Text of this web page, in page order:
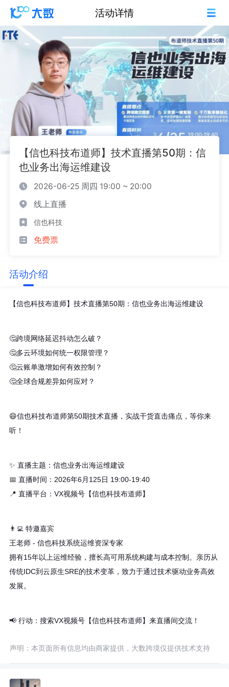
活动详情
【信也科技布道师】技术直播第50期：信
也业务出海运维建设
2026-06-25 周四 19:00 ~ 20:00
线上直播
信也科技
免费票
活动介绍
【信也科技布道师】技术直播第50期：信也业务出海运维建设
🤔跨境网络延迟抖动怎么破？
🤔多云环境如何统一权限管理？
🤔云账单激增如何有效控制？
🤔全球合规差异如何应对？
😄信也科技布道师第50期技术直播，实战干货直击痛点，等你来
听！
✨ 直播主题：信也业务出海运维建设
📅 直播时间：2026年6月125日 19:00-19:40
📍 直播平台：VX视频号【信也科技布道师】
👨‍💻 特邀嘉宾
王老师 - 信也科技系统运维资深专家
拥有15年以上运维经验，擅长高可用系统构建与成本控制。亲历从
传统IDC到云原生SRE的技术变革，致力于通过技术驱动业务高效
发展。
📢 行动：搜索VX视频号【信也科技布道师】来直播间交流！
声明：本页面所有信息均由商家提供，大数跨境仅提供技术支持